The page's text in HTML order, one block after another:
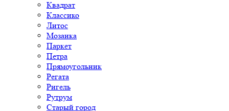
Квадрат
Классико
Литос
Мозаика
Паркет
Петра
Прямоугольник
Регата
Ригель
Рутрум
Старый город